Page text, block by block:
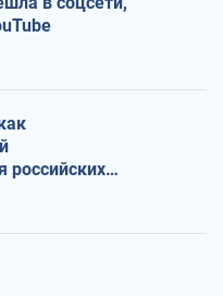
российских